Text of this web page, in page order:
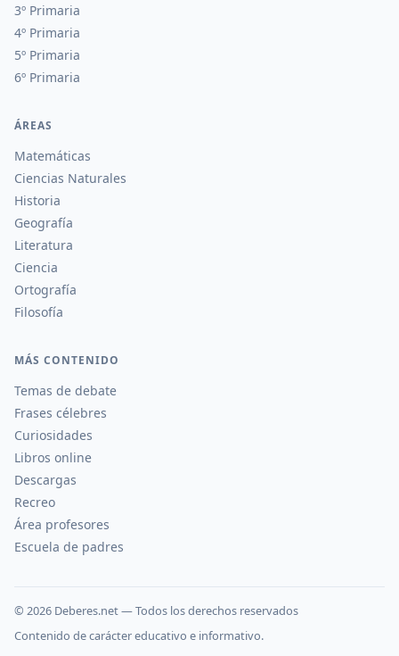
3º Primaria
4º Primaria
5º Primaria
6º Primaria
ÁREAS
Matemáticas
Ciencias Naturales
Historia
Geografía
Literatura
Ciencia
Ortografía
Filosofía
MÁS CONTENIDO
Temas de debate
Frases célebres
Curiosidades
Libros online
Descargas
Recreo
Área profesores
Escuela de padres
© 2026 Deberes.net — Todos los derechos reservados
Contenido de carácter educativo e informativo.